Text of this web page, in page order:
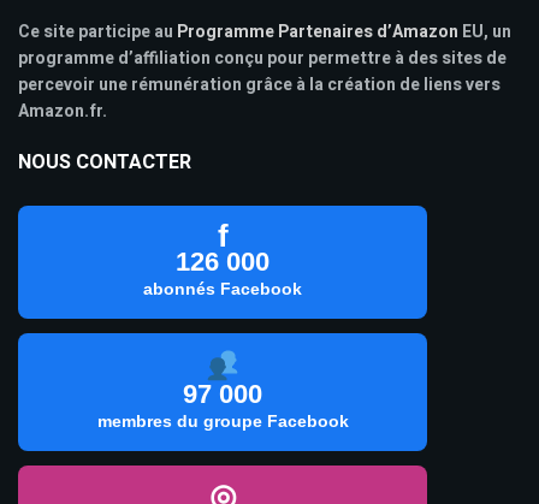
Ce site participe au Programme Partenaires d’Amazon EU, un
programme d’affiliation conçu pour permettre à des sites de
percevoir une rémunération grâce à la création de liens vers
Amazon.fr.
NOUS CONTACTER
f
126 000
abonnés Facebook
97 000
membres du groupe Facebook
◎